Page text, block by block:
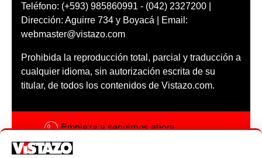
Teléfono: (+593) 985860991 - (042) 2327200 |
Dirección: Aguirre 734 y Boyacá | Email:
webmaster@vistazo.com
Prohibida la reproducción total, parcial y traducción a
cualquier idioma, sin autorización escrita de su
titular, de todos los contenidos de Vistazo.com.
Empieza a seguirnos ahora